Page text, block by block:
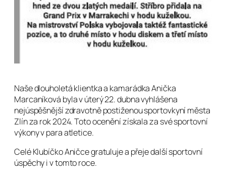
Naše dlouholetá klientka a kamarádka Anička
Marcaníková byla v úterý 22. dubna vyhlášena
nejúspěšnější zdravotně postiženou sportovkyní města
Zlín za rok 2024. Toto ocenění získala za své sportovní
výkony v para atletice.
Celé Klubíčko Aničce gratuluje a přeje další sportovní
úspěchy i v tomto roce.